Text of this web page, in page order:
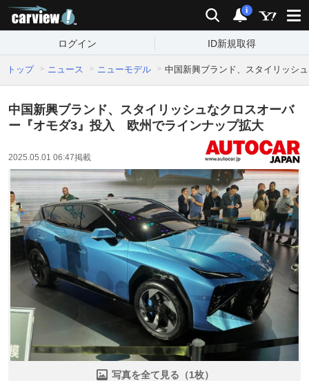
検索 通知
i
ログイン ID新規取得
トップ ニュース ニューモデル 中国新興ブランド、スタイリッシ
中国新興ブランド、スタイリッシュなクロスオーバ
ー『オモダ3』投入 欧州でラインナップ拡大
2025.05.01 06:47掲載
写真を全て見る（1枚）